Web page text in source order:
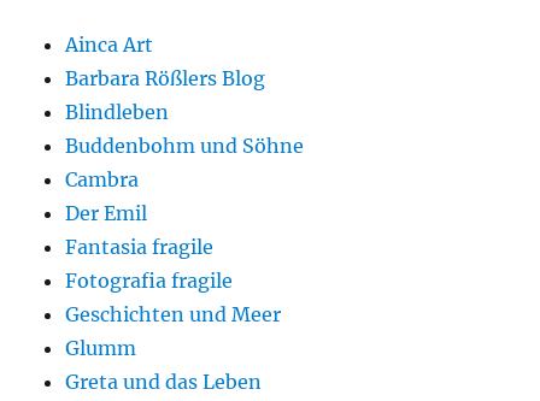
Ainca Art
Barbara Rößlers Blog
Blindleben
Buddenbohm und Söhne
Cambra
Der Emil
Fantasia fragile
Fotografia fragile
Geschichten und Meer
Glumm
Greta und das Leben